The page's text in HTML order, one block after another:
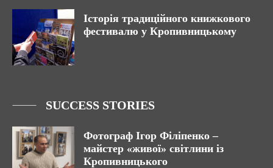
Історія традиційного книжкового
фестивалю у Кропивницькому
SUCCESS STORIES
Фотограф Ігор Філіпенко –
майстер «живої» світлини із
Кропивницького